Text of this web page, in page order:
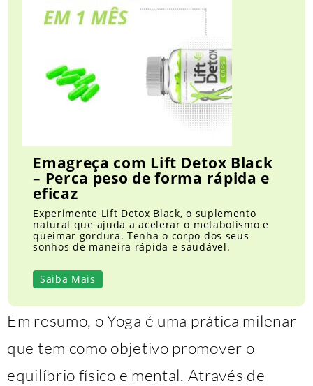
Emagreça com Lift Detox Black
– Perca peso de forma rápida e
eficaz
Experimente Lift Detox Black, o suplemento
natural que ajuda a acelerar o metabolismo e
queimar gordura. Tenha o corpo dos seus
sonhos de maneira rápida e saudável.
Saiba Mais
Em resumo, o Yoga é uma prática milenar
que tem como objetivo promover o
equilíbrio físico e mental. Através de